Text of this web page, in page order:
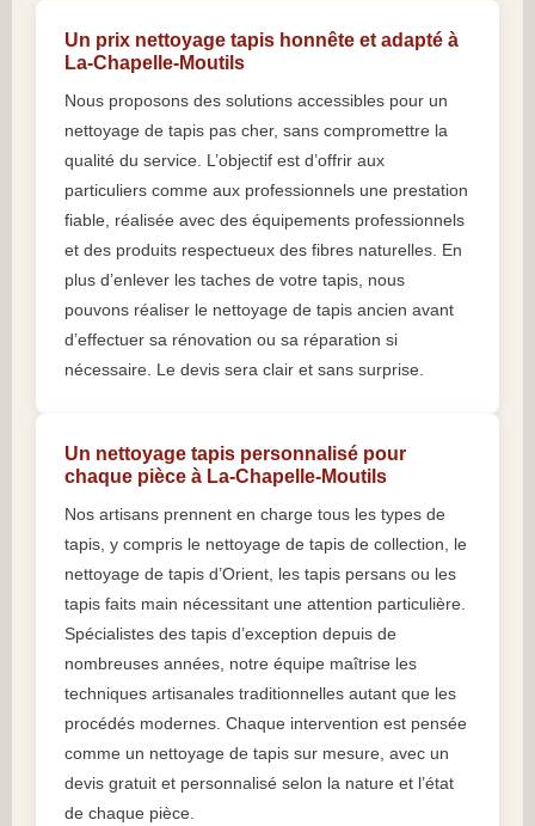
Un prix nettoyage tapis honnête et adapté à
La-Chapelle-Moutils
Nous proposons des solutions accessibles pour un
nettoyage de tapis pas cher, sans compromettre la
qualité du service. L’objectif est d’offrir aux
particuliers comme aux professionnels une prestation
fiable, réalisée avec des équipements professionnels
et des produits respectueux des fibres naturelles. En
plus d’enlever les taches de votre tapis, nous
pouvons réaliser le nettoyage de tapis ancien avant
d’effectuer sa rénovation ou sa réparation si
nécessaire. Le devis sera clair et sans surprise.
Un nettoyage tapis personnalisé pour
chaque pièce à La-Chapelle-Moutils
Nos artisans prennent en charge tous les types de
tapis, y compris le nettoyage de tapis de collection, le
nettoyage de tapis d’Orient, les tapis persans ou les
tapis faits main nécessitant une attention particulière.
Spécialistes des tapis d’exception depuis de
nombreuses années, notre équipe maîtrise les
techniques artisanales traditionnelles autant que les
procédés modernes. Chaque intervention est pensée
comme un nettoyage de tapis sur mesure, avec un
devis gratuit et personnalisé selon la nature et l’état
de chaque pièce.